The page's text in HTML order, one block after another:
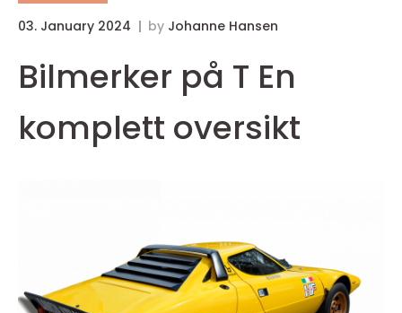
03. January 2024 by Johanne Hansen
Bilmerker på T En
komplett oversikt